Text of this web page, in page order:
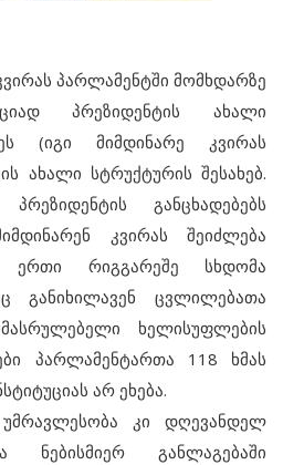
პარლამენტში მომხდარზე
პრეზიდენტის ახალი
(იგი მიმდინარე კვირას
ახალი სტრუქტურის შესახებ.
განცხადებებს
კვირას შეიძლება
ერთი რიგგარეშე სხდომა
განიხილავენ ცვლილებათა
ხელისუფლების
პარლამენტართა 118 ხმას
არ ეხება.
კი დღევანდელ
ნებისმიერ განლაგებაში